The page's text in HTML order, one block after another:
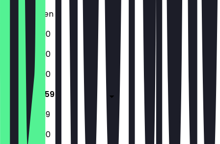
Geschlossen
12:00 - 23:00
12:00 - 23:00
12:00 - 23:00
12:00 - 23:59
12:00 - 23:59
13:00 - 22:00